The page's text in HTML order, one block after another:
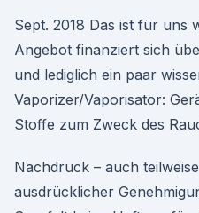
Sept. 2018 Das ist für uns
Angebot finanziert sich
und lediglich ein paar
Vaporizer/Vaporisator:
Stoffe zum Zweck des
Nachdruck – auch
ausdrücklicher